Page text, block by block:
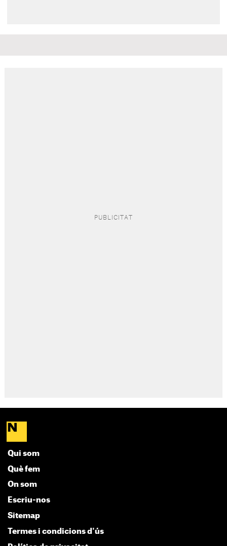
Qui som
Què fem
On som
Escriu-nos
Sitemap
Termes i condicions d'ús